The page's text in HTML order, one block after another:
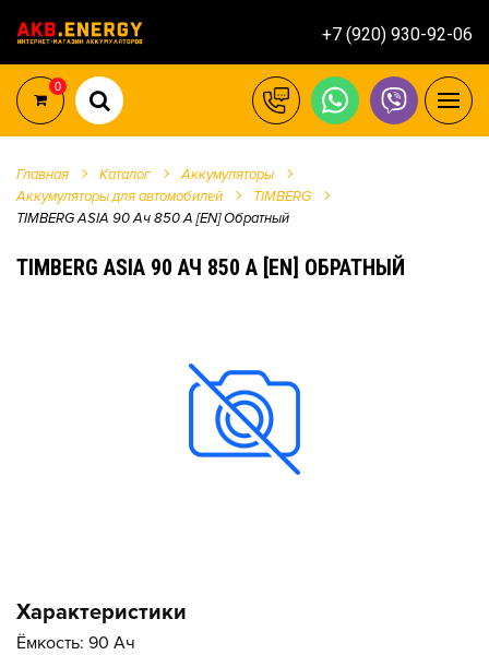
+7 (920) 930-92-06
0
Главная Каталог
Аккумуляторы
Аккумуляторы для автомобилей
TIMBERG
TIMBERG ASIA 90 Ач 850 А [EN] Обратный
TIMBERG ASIA 90 АЧ 850 А [EN] ОБРАТНЫЙ
Характеристики
Ёмкость: 90 Ач